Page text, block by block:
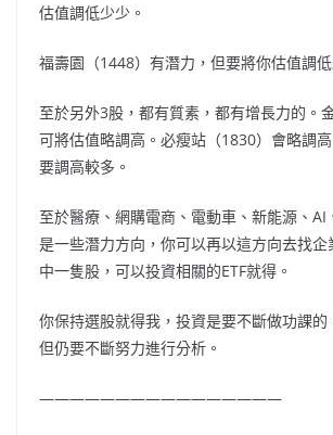
估值調低少少。
福壽園（1448）有潛力，但要將你估值調低
至於另外3股，都有質素，都有增長力的。
可將估值略調高。必瘦站（1830）會略調高
要調高較多。
至於醫療、網購電商、電動車、新能源、AI
是一些潛力方向，你可以再以這方向去找
中一隻股，可以投資相關的ETF就得。
你保持選股就得我，投資是要不斷做功課的
但仍要不斷努力進行分析。
————————————————